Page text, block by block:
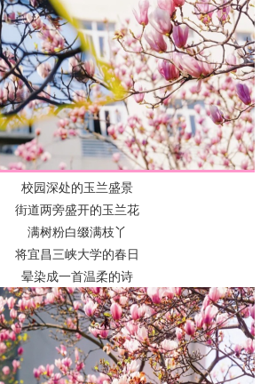
校园深处的玉兰盛景
街道两旁盛开的玉兰花
满树粉白缀满枝丫
将宜昌三峡大学的春日
晕染成一首温柔的诗